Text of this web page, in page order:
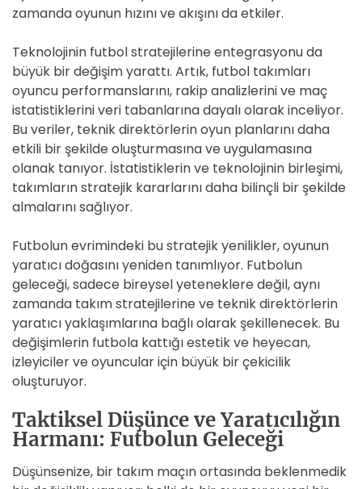
zamanda oyunun hızını ve akışını da etkiler.
Teknolojinin futbol stratejilerine entegrasyonu da
büyük bir değişim yarattı. Artık, futbol takımları
oyuncu performanslarını, rakip analizlerini ve maç
istatistiklerini veri tabanlarına dayalı olarak inceliyor.
Bu veriler, teknik direktörlerin oyun planlarını daha
etkili bir şekilde oluşturmasına ve uygulamasına
olanak tanıyor. İstatistiklerin ve teknolojinin birleşimi,
takımların stratejik kararlarını daha bilinçli bir şekilde
almalarını sağlıyor.
Futbolun evrimindeki bu stratejik yenilikler, oyunun
yaratıcı doğasını yeniden tanımlıyor. Futbolun
geleceği, sadece bireysel yeteneklere değil, aynı
zamanda takım stratejilerine ve teknik direktörlerin
yaratıcı yaklaşımlarına bağlı olarak şekillenecek. Bu
değişimlerin futbola kattığı estetik ve heyecan,
izleyiciler ve oyuncular için büyük bir çekicilik
oluşturuyor.
Taktiksel Düşünce ve Yaratıcılığın
Harmanı: Futbolun Geleceği
Düşünsenize, bir takım maçın ortasında beklenmedik